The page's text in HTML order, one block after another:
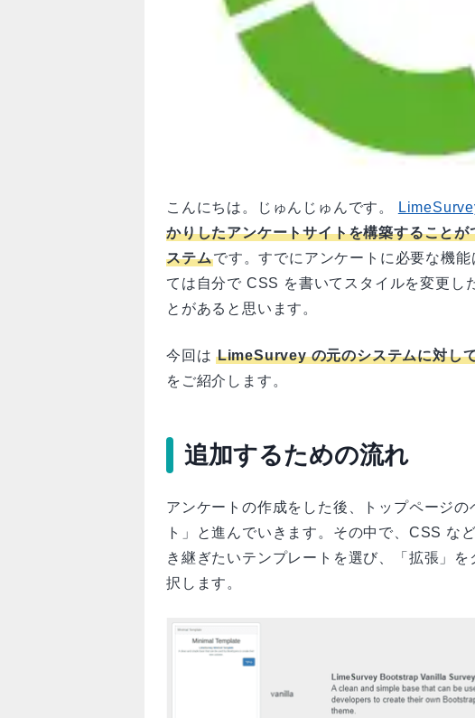
こんにちは。じゅんじゅんです。
かりしたアンケートサイトを構築すること
ステムです。すでにアンケートに必要な機
ては自分で CSS を書いてスタイルを変更し
とがあると思います。
今回はLimeSurvey の元のシステムに対し
をご紹介します。
追加するための流れ
アンケートの作成をした後、トップページ
ト」と進んでいきます。その中で、CSS な
き継ぎたいテンプレートを選び、「拡張」
択します。